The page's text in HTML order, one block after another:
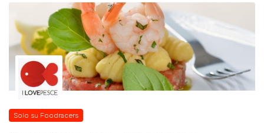
Solo su Foodracers